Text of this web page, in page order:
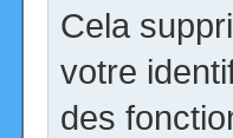
Cela
votre
des